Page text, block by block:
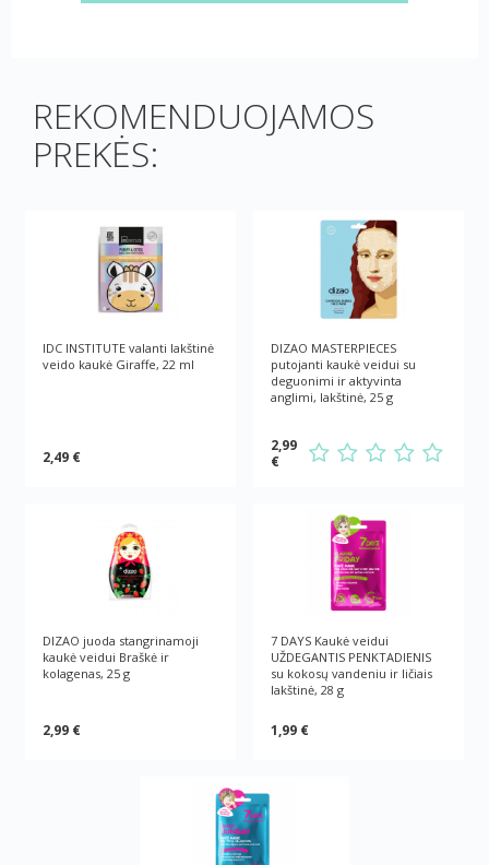
REKOMENDUOJAMOS
PREKĖS:
IDC INSTITUTE valanti lakštinė
veido kaukė Giraffe, 22 ml
2,49 €
DIZAO MASTERPIECES
putojanti kaukė veidui su
deguonimi ir aktyvinta
anglimi, lakštinė, 25 g
2,99
€
DIZAO juoda stangrinamoji
kaukė veidui Braškė ir
kolagenas, 25 g
2,99 €
7 DAYS Kaukė veidui
UŽDEGANTIS PENKTADIENIS
su kokosų vandeniu ir ličiais
lakštinė, 28 g
1,99 €